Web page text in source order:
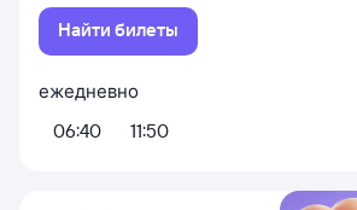
Найти билеты
ежедневно
06:40
11:50